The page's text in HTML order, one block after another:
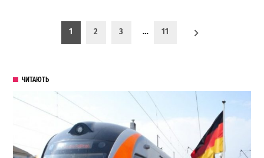
Пагинация записей
1 2 3 … 11
ЧИТАЮТЬ